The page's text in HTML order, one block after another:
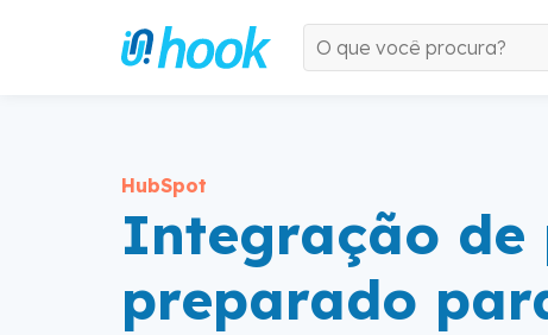
HubSpot
Integração de
preparado